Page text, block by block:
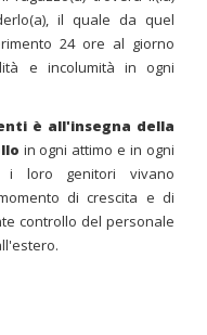
il quale da quel
24 ore al giorno
e incolumità in ogni
è all'insegna della
in ogni attimo e in ogni
i loro genitori vivano
di crescita e di
controllo del personale